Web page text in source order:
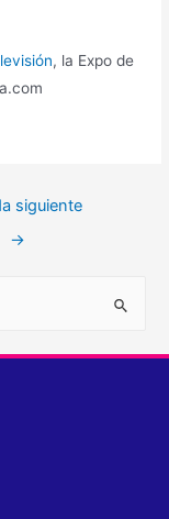
, la Expo de
siguiente
→